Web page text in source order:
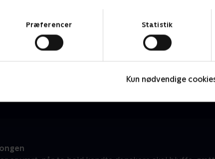
Præferencer Statistik
Kun nødvendige
Hvem vil være millionær? Classic